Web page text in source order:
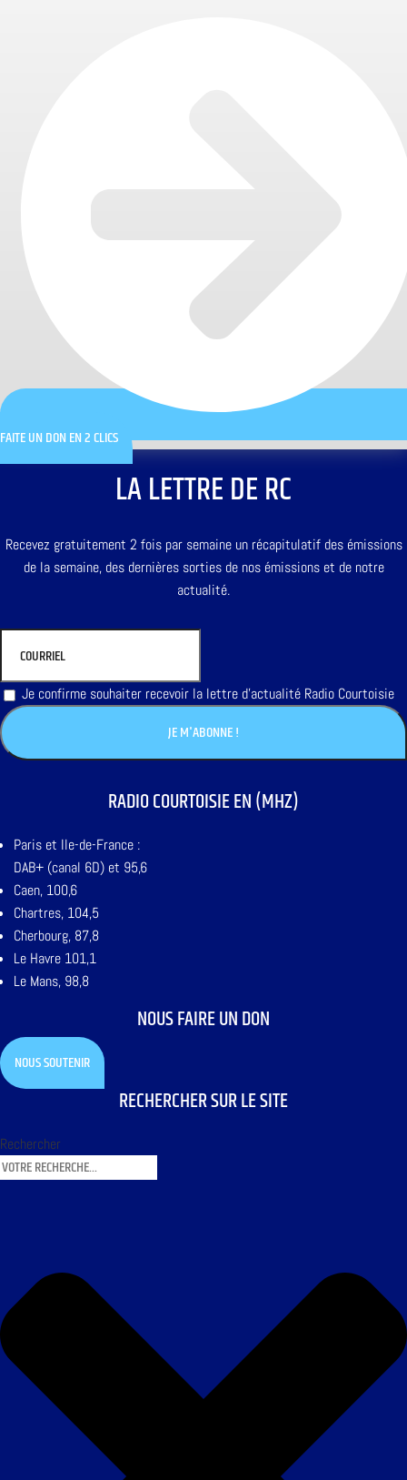
FAITE UN DON EN 2 CLICS
LA LETTRE DE RC
Recevez gratuitement 2 fois par semaine un récapitulatif des émissions
de la semaine, des dernières sorties de nos émissions et de notre
actualité.
Je confirme souhaiter recevoir la lettre d'actualité Radio Courtoisie
RADIO COURTOISIE EN (MHZ)
Paris et Ile-de-France :
DAB+ (canal 6D) et 95,6
Caen, 100,6
Chartres, 104,5
Cherbourg, 87,8
Le Havre 101,1
Le Mans, 98,8
NOUS FAIRE UN DON
NOUS SOUTENIR
RECHERCHER SUR LE SITE
Rechercher